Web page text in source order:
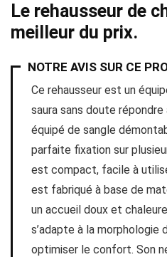
Le rehausseur de
meilleur du prix.
NOTRE AVIS SUR CE
Ce rehausseur est un
saura sans doute
équipé de sangle
parfaite fixation sur
est compact, facile à
est fabriqué à base de
un accueil doux et
s’adapte à la morphologie
optimiser le confort. Son